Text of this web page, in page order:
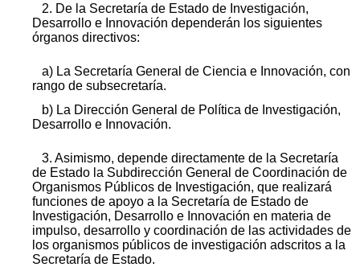
2. De la Secretaría de Estado de Investigación,
Desarrollo e Innovación dependerán los siguientes
órganos directivos:
a) La Secretaría General de Ciencia e Innovación, con
rango de subsecretaría.
b) La Dirección General de Política de Investigación,
Desarrollo e Innovación.
3. Asimismo, depende directamente de la Secretaría
de Estado la Subdirección General de Coordinación de
Organismos Públicos de Investigación, que realizará
funciones de apoyo a la Secretaría de Estado de
Investigación, Desarrollo e Innovación en materia de
impulso, desarrollo y coordinación de las actividades de
los organismos públicos de investigación adscritos a la
Secretaría de Estado.